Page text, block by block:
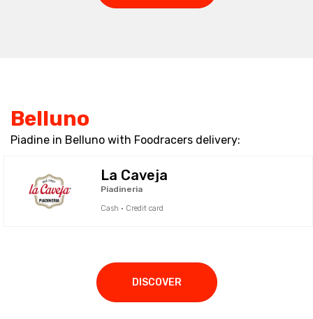
Belluno
Piadine in Belluno with Foodracers delivery:
La Caveja
Piadineria
Cash · Credit card
DISCOVER